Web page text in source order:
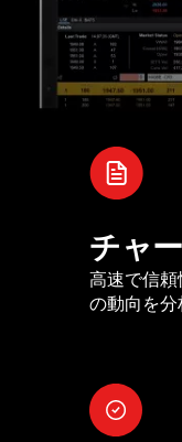
チャ
高速で信頼
の動向を分